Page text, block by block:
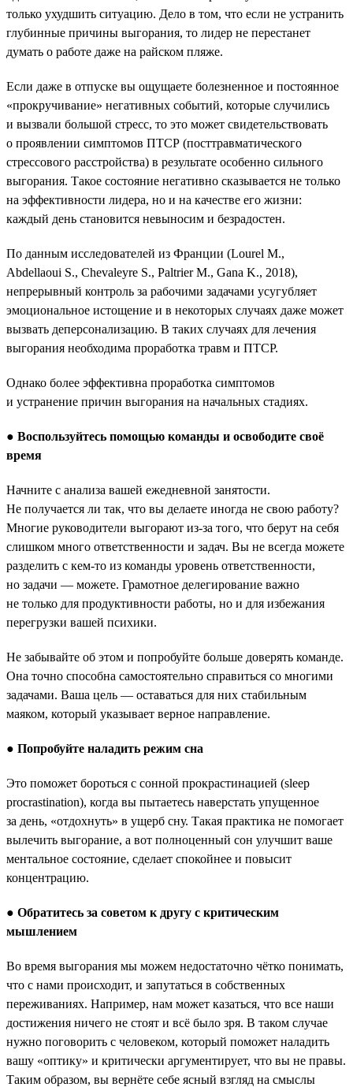
только ухудшить ситуацию. Дело в том, что если не устранить
глубинные причины выгорания, то лидер не перестанет
думать о работе даже на райском пляже.
Если даже в отпуске вы ощущаете болезненное и постоянное
«прокручивание» негативных событий, которые случились
и вызвали большой стресс, то это может свидетельствовать
о проявлении симптомов ПТСР (посттравматического
стрессового расстройства) в результате особенно сильного
выгорания. Такое состояние негативно сказывается не только
на эффективности лидера, но и на качестве его жизни:
каждый день становится невыносим и безрадостен.
По данным исследователей из Франции (Lourel M.,
Abdellaoui S., Chevaleyre S., Paltrier M., Gana K., 2018),
непрерывный контроль за рабочими задачами усугубляет
эмоциональное истощение и в некоторых случаях даже может
вызвать деперсонализацию. В таких случаях для лечения
выгорания необходима проработка травм и ПТСР.
Однако более эффективна проработка симптомов
и устранение причин выгорания на начальных стадиях.
● Воспользуйтесь помощью команды и освободите своё
время
Начните с анализа вашей ежедневной занятости.
Не получается ли так, что вы делаете иногда не свою работу?
Многие руководители выгорают из-за того, что берут на себя
слишком много ответственности и задач. Вы не всегда можете
разделить с кем-то из команды уровень ответственности,
но задачи — можете. Грамотное делегирование важно
не только для продуктивности работы, но и для избежания
перегрузки вашей психики.
Не забывайте об этом и попробуйте больше доверять команде.
Она точно способна самостоятельно справиться со многими
задачами. Ваша цель — оставаться для них стабильным
маяком, который указывает верное направление.
● Попробуйте наладить режим сна
Это поможет бороться с сонной прокрастинацией (sleep
procrastination), когда вы пытаетесь наверстать упущенное
за день, «отдохнуть» в ущерб сну. Такая практика не помогает
вылечить выгорание, а вот полноценный сон улучшит ваше
ментальное состояние, сделает спокойнее и повысит
концентрацию.
● Обратитесь за советом к другу с критическим
мышлением
Во время выгорания мы можем недостаточно чётко понимать,
что с нами происходит, и запутаться в собственных
переживаниях. Например, нам может казаться, что все наши
достижения ничего не стоят и всё было зря. В таком случае
нужно поговорить с человеком, который поможет наладить
вашу «оптику» и критически аргументирует, что вы не правы.
Таким образом, вы вернёте себе ясный взгляд на смыслы